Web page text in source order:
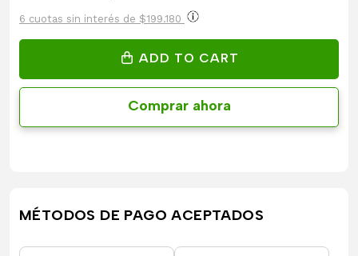
6 cuotas sin interés de $199.180
ADD TO CART
Comprar ahora
MÉTODOS DE PAGO ACEPTADOS